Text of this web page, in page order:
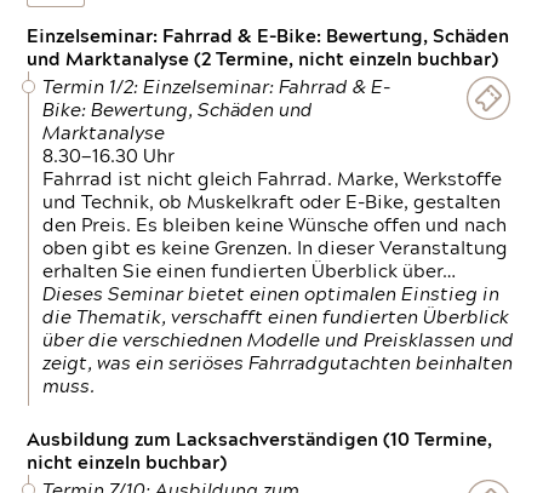
Einzelseminar: Fahrrad & E-Bike: Bewertung, Schäden
und Marktanalyse (2 Termine, nicht einzeln buchbar)
Termin 1/2: Einzelseminar: Fahrrad & E-
Bike: Bewertung, Schäden und
Marktanalyse
8.30—16.30 Uhr
Fahrrad ist nicht gleich Fahrrad. Marke, Werkstoffe
und Technik, ob Muskelkraft oder E-Bike, gestalten
den Preis. Es bleiben keine Wünsche offen und nach
oben gibt es keine Grenzen. In dieser Veranstaltung
erhalten Sie einen fundierten Überblick über…
Dieses Seminar bietet einen optimalen Einstieg in
die Thematik, verschafft einen fundierten Überblick
über die verschiednen Modelle und Preisklassen und
zeigt, was ein seriöses Fahrradgutachten beinhalten
muss.
Ausbildung zum Lacksachverständigen (10 Termine,
nicht einzeln buchbar)